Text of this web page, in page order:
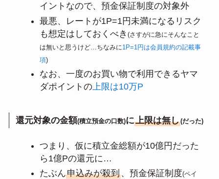
イントなので、預金保証制度の対象外
最悪、レートが1P=1円未満になるリスク
も想定はしておくべき (さすがに急にそんなこと
は無いと思うけど…ちなみに 1P=1円は会員規約の記載事
項)
なお、一度のお買い物で利用できるヤマ
ダポイントの上限は10万P
還元対象の金額(積立預金の口数)に上限は無し(だった)
つまり、仮に積立金総額が10億円だった
ら1億Pの還元に…
たぶん申込みが殺到、預金保証制度(ペイ